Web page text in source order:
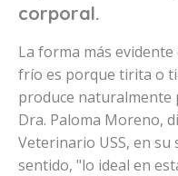
corporal.
La forma más
frío es porque tirita o
produce naturalmente
Dra. Paloma Moreno,
Veterinario USS, en su
sentido, "lo ideal en